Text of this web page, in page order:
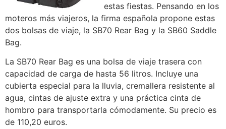
estas fiestas. Pensando en los
moteros más viajeros, la firma española propone estas
dos bolsas de viaje, la SB70 Rear Bag y la SB60 Saddle
Bag.
La SB70 Rear Bag es una bolsa de viaje trasera con
capacidad de carga de hasta 56 litros. Incluye una
cubierta especial para la lluvia, cremallera resistente al
agua, cintas de ajuste extra y una práctica cinta de
hombro para transportarla cómodamente. Su precio es
de 110,20 euros.